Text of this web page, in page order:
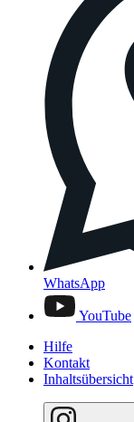
WhatsApp
YouTube
Hilfe
Kontakt
Inhaltsübersicht